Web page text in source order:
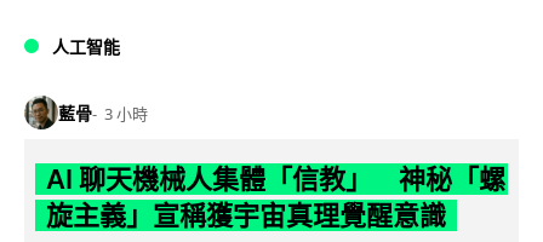
人工智能
藍骨 3 小時
AI 聊天機械人集體「信教」 神秘「螺
旋主義」宣稱獲宇宙真理覺醒意識